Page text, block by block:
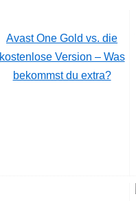
Avast One Gold vs. die
kostenlose Version – Was
bekommst du extra?